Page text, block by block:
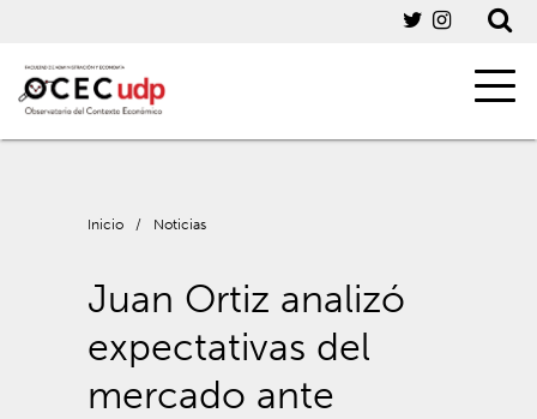
Inicio / Noticias
Juan Ortiz analizó
expectativas del
mercado ante